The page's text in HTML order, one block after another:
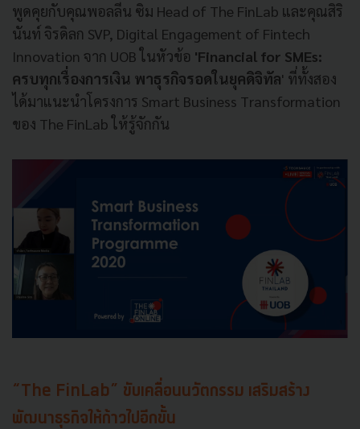
พูดคุยกับคุณพอลลีน ซิม Head of The FinLab และคุณสิริ
นันท์ จิรดิลก SVP, Digital Engagement of Fintech
Innovation จาก UOB ในหัวข้อ 'Financial for SMEs:
ครบทุกเรื่องการเงิน พาธุรกิจรอดในยุคดิจิทัล' ที่ทั้งสอง
ได้มาแนะนำโครงการ Smart Business Transformation
ของ The FinLab ให้รู้จักกัน
“The FinLab” ขับเคลื่อนนวัตกรรม เสริมสร้าง
พัฒนาธุรกิจให้ก้าวไปอีกขั้น